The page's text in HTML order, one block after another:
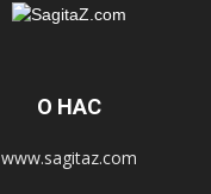
О НАС
www.sagitaz.com